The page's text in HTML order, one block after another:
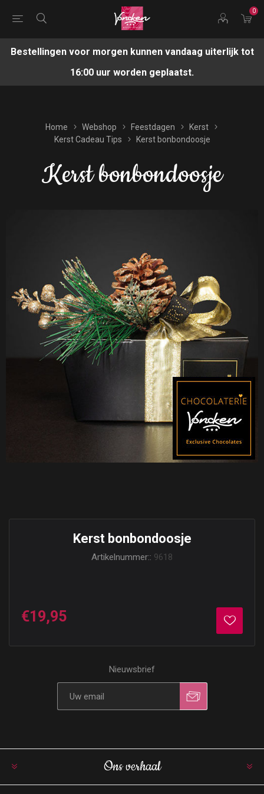
0
Bestellingen voor morgen kunnen vandaag uiterlijk tot
16:00 uur worden geplaatst.
Home Webshop Feestdagen
Kerst
Kerst Cadeau Tips
Kerst bonbondoosje
Kerst bonbondoosje
Kerst bonbondoosje
Artikelnummer:: 9618
€19,95
Nieuwsbrief
Ons verhaal